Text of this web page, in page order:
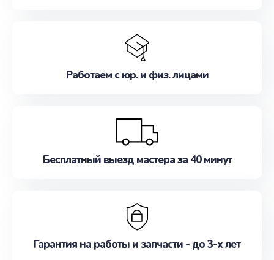
Работаем с юр. и физ. лицами
Бесплатный выезд мастера за 40 минут
Гарантия на работы и запчасти - до 3-х лет